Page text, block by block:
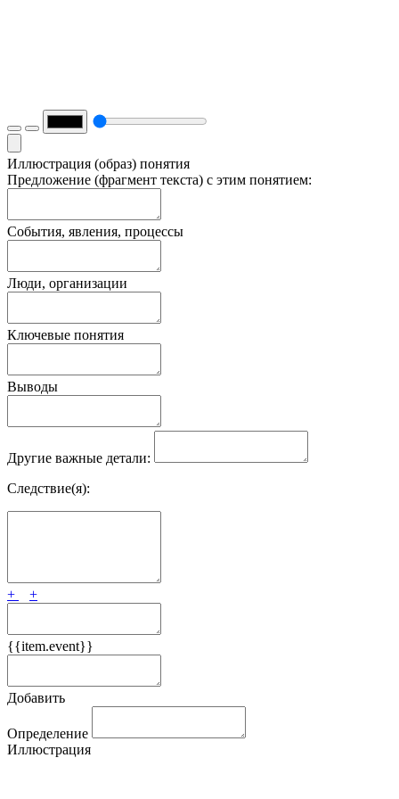
Иллюстрация (образ) понятия
Предложение (фрагмент текста) с этим понятием:
События, явления, процессы
Люди, организации
Ключевые понятия
Выводы
Другие важные детали:
Следствие(я):
+ +
{{item.event}}
Добавить
Определение
Иллюстрация